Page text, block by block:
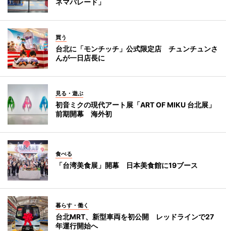
ネマパレード」
買う
台北に「モンチッチ」公式限定店 チュンチュンさ
んが一日店長に
見る・遊ぶ
初音ミクの現代アート展「ART OF MIKU 台北展」
前期開幕 海外初
食べる
「台湾美食展」開幕 日本美食館に19ブース
暮らす・働く
台北MRT、新型車両を初公開 レッドラインで27
年運行開始へ